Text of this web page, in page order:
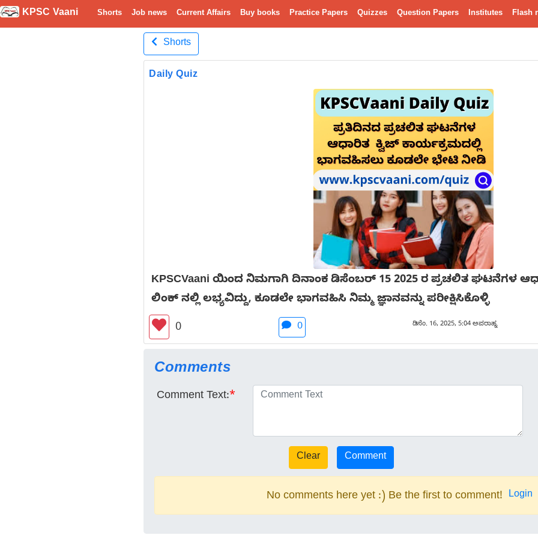
KPSC Vaani Shorts Job news Current Affairs Buy books Practice Papers Quizzes Question Papers Institutes Flash
Shorts
Daily Quiz
KPSCVaani ಯಿಂದ ನಿಮಗಾಗಿ ದಿನಾಂಕ ಡಿಸೆಂಬರ್ 15 2025 ರ ಪ್ರಚಲಿತ ಘಟನೆಗಳ
ಲಿಂಕ್ ನಲ್ಲಿ ಲಭ್ಯವಿದ್ದು, ಕೂಡಲೇ ಭಾಗವಹಿಸಿ ನಿಮ್ಮ ಜ್ಞಾನವನ್ನು ಪರೀಕ್ಷಿಸಿಕೊಳ್ಳಿ
0
0 ಡಿಸೆಂ. 16, 2025, 5:04 ಅಪರಾಹ್ನ
Comments
Comment Text:*
No comments here yet :) Be the first to comment! Login